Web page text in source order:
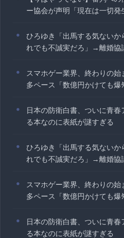
ー協会が声明「現在は一切発
ひろゆき「出馬する気ないか
れでも不誠実だろ」→離婚協
スマホゲー業界、終わりの
多ペース「数億円かけても爆ﾀ
日本の防衛白書、ついに青
る本なのに表紙が謎すぎる
ひろゆき「出馬する気ないか
れでも不誠実だろ」→離婚協
スマホゲー業界、終わりの
多ペース「数億円かけても爆ﾀ
日本の防衛白書、ついに青
る本なのに表紙が謎すぎる